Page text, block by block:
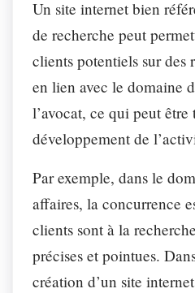
Un site internet bien
de recherche peut
clients potentiels sur des
en lien avec le domaine
l’avocat, ce qui peut
développement de
Par exemple, dans le
affaires, la concurrence
clients sont à la
précises et pointues.
création d’un site